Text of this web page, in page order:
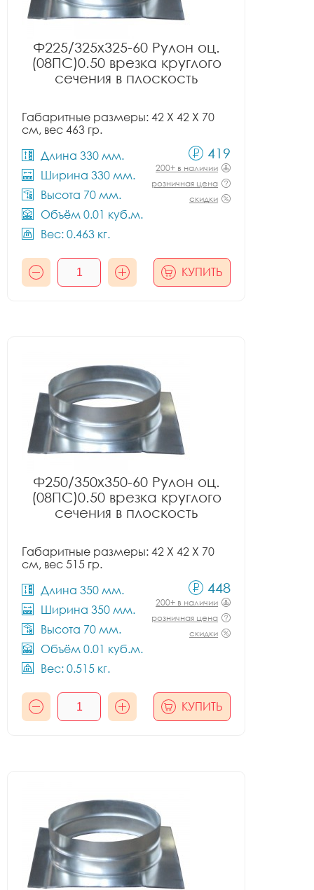
Ф225/325x325-60 Рулон оц.
(08ПС)0.50 врезка круглого
сечения в плоскость
Габаритные размеры: 42 X 42 X 70
см, вес 463 гр.
Длина 330 мм.
Ширина 330 мм.
Высота 70 мм.
Объём 0.01 куб.м.
Вес: 0.463 кг.
419
200+ в наличии
розничная цена
скидки
КУПИТЬ
Ф250/350x350-60 Рулон оц.
(08ПС)0.50 врезка круглого
сечения в плоскость
Габаритные размеры: 42 X 42 X 70
см, вес 515 гр.
Длина 350 мм.
Ширина 350 мм.
Высота 70 мм.
Объём 0.01 куб.м.
Вес: 0.515 кг.
448
200+ в наличии
розничная цена
скидки
КУПИТЬ